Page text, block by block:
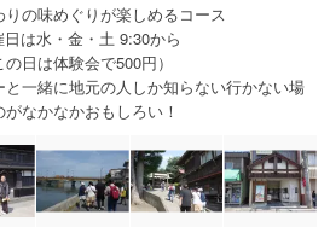
の味めぐりが楽しめるコース
は水・金・土 9:30から
日は体験会で500円）
と一緒に地元の人しか知らない行かない場
なかなかおもしろい！